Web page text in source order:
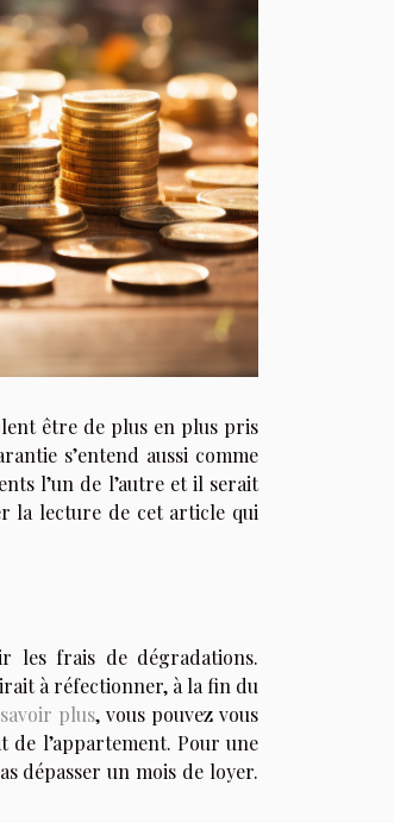
être de plus en plus pris
s’entend aussi comme
l’un de l’autre et il serait
la lecture de cet article qui
les frais de dégradations.
à réfectionner, à la fin du
plus, vous pouvez vous
de l’appartement. Pour une
dépasser un mois de loyer.